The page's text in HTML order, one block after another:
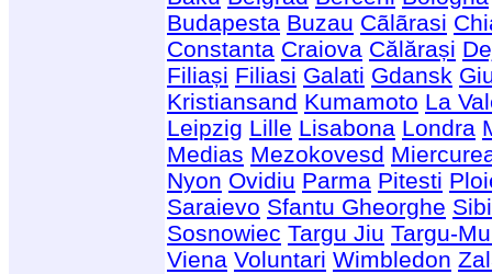
Budapesta Buzau Cãlãrasi
Constanta Craiova Călărași
Filiași Filiasi Galati Gdansk
Kristiansand Kumamoto La
Leipzig Lille Lisabona Londra
Medias Mezokovesd
Nyon Ovidiu Parma Pitesti
Saraievo Sfantu Gheorghe
Sosnowiec Targu Jiu Targu-
Viena Voluntari Wimbledon